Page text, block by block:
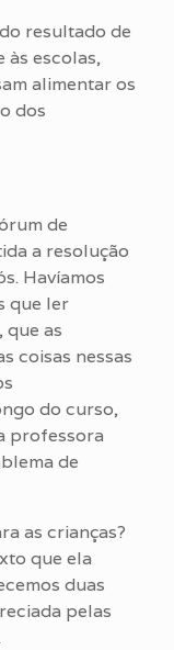
resultado de
às escolas,
alimentar os
dos
de
a resolução
Havíamos
que ler
que as
coisas nessas
do curso,
professora
de
as crianças?
que ela
duas
pelas